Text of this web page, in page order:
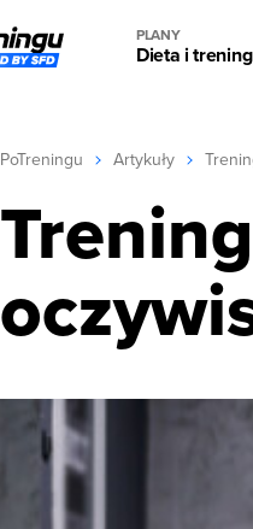
PLANY
Dieta i trening
PoTreningu Artykuły